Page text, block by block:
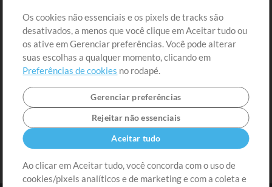
Extras
Sessões
Envie seu conteúdo
Playlist
MT Conference
Os cookies não essenciais e os pixels de tracks são
desativados, a menos que você clique em Aceitar tudo ou
os ative em Gerenciar preferências. Você pode alterar
suas escolhas a qualquer momento, clicando em
Preferências de cookies no rodapé.
Gerenciar preferências
Rejeitar não essenciais
Aceitar tudo
Ao clicar em Aceitar tudo, você concorda com o uso de
cookies/pixels analíticos e de marketing e com a coleta e